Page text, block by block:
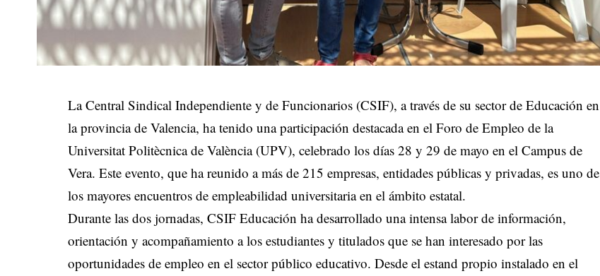
La Central Sindical Independiente y de Funcionarios (CSIF), a través de su sector de Educación en
la provincia de Valencia, ha tenido una participación destacada en el Foro de Empleo de la
Universitat Politècnica de València (UPV), celebrado los días 28 y 29 de mayo en el Campus de
Vera. Este evento, que ha reunido a más de 215 empresas, entidades públicas y privadas, es uno de
los mayores encuentros de empleabilidad universitaria en el ámbito estatal.
Durante las dos jornadas, CSIF Educación ha desarrollado una intensa labor de información,
orientación y acompañamiento a los estudiantes y titulados que se han interesado por las
oportunidades de empleo en el sector público educativo. Desde el estand propio instalado en el